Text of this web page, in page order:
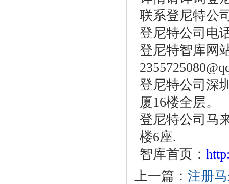
联系登尼特公
登尼特公司电
登尼特智库网
登尼特公司深
厦16楼全层。
登尼特公司马
楼6座.
智库首页：
上一篇： 注册